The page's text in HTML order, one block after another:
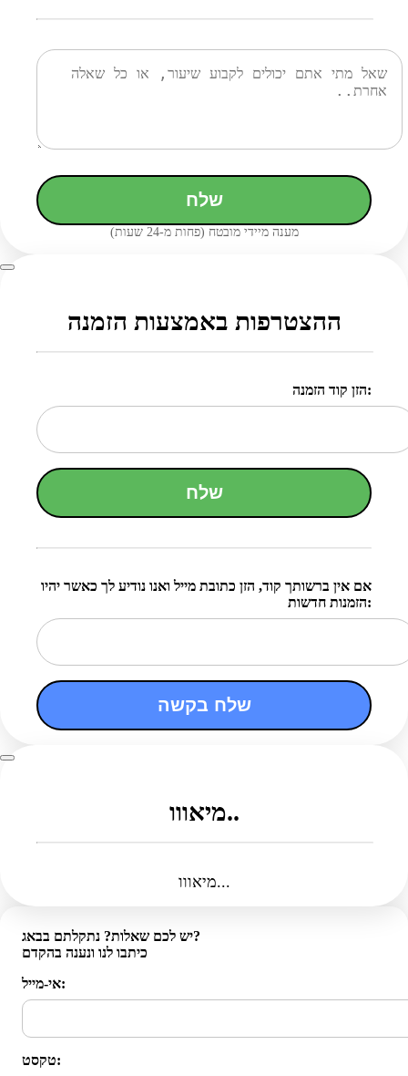
שלח
מענה מיידי מובטח (פחות מ-24 שעות)
ההצטרפות באמצעות הזמנה
הזן קוד הזמנה:
שלח
אם אין ברשותך קוד, הזן כתובת מייל ואנו נודיע לך כאשר יהיו
הזמנות חדשות:
שלח בקשה
מיאווו..
מיאווו...
יש לכם שאלות? נתקלתם בבאג?
כיתבו לנו ונענה בהקדם
אי-מייל:
טקסט: